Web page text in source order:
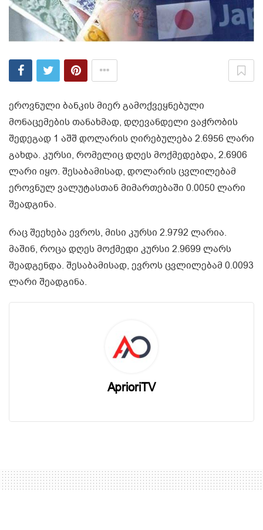
ეროვნული ბანკის მიერ გამოქვეყნებული
მონაცემების თანახმად, დღევანდელი ვაჭრობის
შედეგად 1 აშშ დოლარის ღირებულება 2.6956 ლარი
გახდა. კურსი, რომელიც დღეს მოქმედებდა, 2.6906
ლარი იყო. შესაბამისად, დოლარის ცვლილებამ
ეროვნულ ვალუტასთან მიმართებაში 0.0050 ლარი
შეადგინა.
რაც შეეხება ევროს, მისი კურსი 2.9792 ლარია.
მაშინ, როცა დღეს მოქმედი კურსი 2.9699 ლარს
შეადგენდა. შესაბამისად, ევროს ცვლილებამ 0.0093
ლარი შეადგინა.
AprioriTV